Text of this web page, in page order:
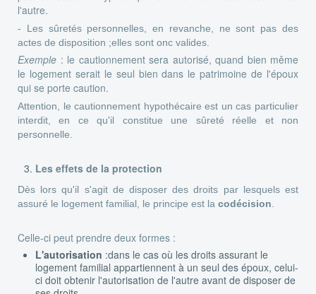
l'autre.
- Les sûretés personnelles, en revanche, ne sont pas des
actes de disposition ;elles sont onc valides.
Exemple : le cautionnement sera autorisé, quand bien même
le logement serait le seul bien dans le patrimoine de l'époux
qui se porte caution.
Attention, le cautionnement hypothécaire est un cas particulier
interdit, en ce qu'il constitue une sûreté réelle et non
personnelle.
Les effets de la protection
Dès lors qu'il s'agit de disposer des droits par lesquels est
assuré le logement familial, le principe est la codécision
Celle-ci peut prendre deux formes :
L'autorisation :dans le cas où les droits assurant le
logement familial appartiennent à un seul des époux, celui-
ci doit obtenir l'autorisation de l'autre avant de disposer de